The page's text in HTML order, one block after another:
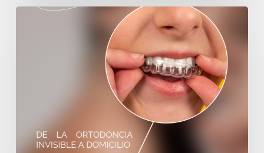
domicilio.